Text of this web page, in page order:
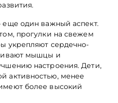
еще один важный аспект.
прогулки на свежем
укрепляют сердечно-
мышцы и
настроения. Дети,
активностью, менее
более высокий